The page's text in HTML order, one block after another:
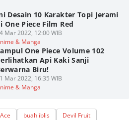
Desain 10 Karakter Topi Jerami
One Piece Film Red
Mar 2022, 12:00 WIB
& Manga
One Piece Volume 102
Api Kaki Sanji
Biru!
Mar 2022, 16:35 WIB
& Manga
buah iblis
Devil Fruit